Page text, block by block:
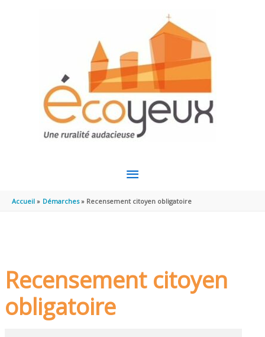
MENU
PRINCIPAL
Accueil Démarches Recensement citoyen obligatoire
Recensement citoyen
obligatoire